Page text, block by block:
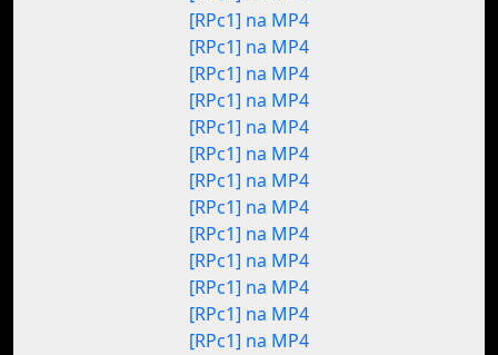
[RPc1] na MP4
[RPc1] na MP4
[RPc1] na MP4
[RPc1] na MP4
[RPc1] na MP4
[RPc1] na MP4
[RPc1] na MP4
[RPc1] na MP4
[RPc1] na MP4
[RPc1] na MP4
[RPc1] na MP4
[RPc1] na MP4
[RPc1] na MP4